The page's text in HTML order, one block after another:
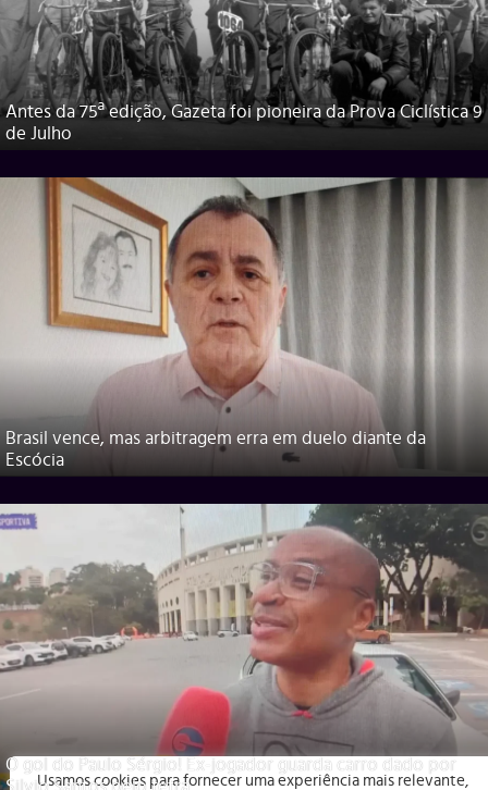
Antes da 75ª edição, Gazeta foi pioneira da Prova Ciclística 9
de Julho
Brasil vence, mas arbitragem erra em duelo diante da
Escócia
O gol do Paulo Sérgio! Ex-jogador guarda carro dado por
Usamos cookies para fornecer uma experiência mais relevante,